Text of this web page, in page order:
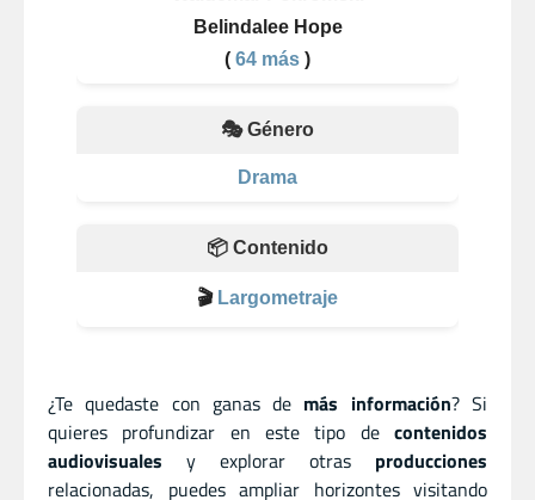
Belindalee Hope
( 64 más )
🎭 Género
Drama
📦 Contenido
🎬 Largometraje
¿Te quedaste con ganas de más información? Si
quieres profundizar en este tipo de contenidos
audiovisuales y explorar otras producciones
relacionadas, puedes ampliar horizontes visitando